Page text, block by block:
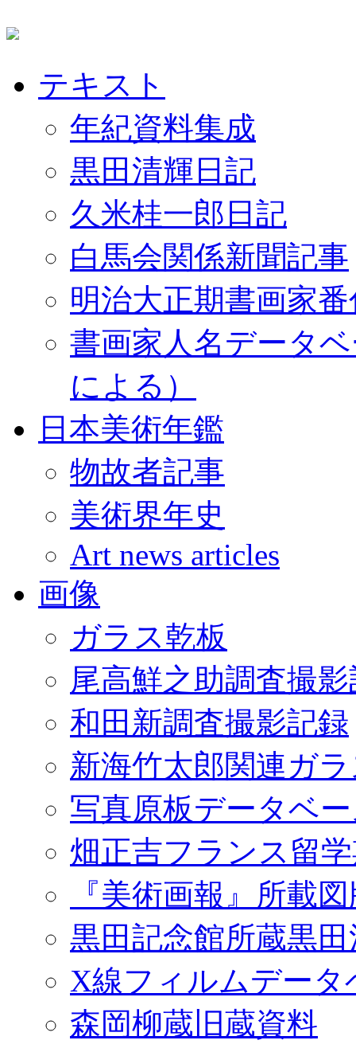
テキスト
年紀資料集成
黒田清輝日記
久米桂一郎日記
白馬会関係新聞記事
明治大正期書画家
書画家人名データ
による）
日本美術年鑑
物故者記事
美術界年史
Art news articles
画像
ガラス乾板
尾高鮮之助調査撮
和田新調査撮影記録
新海竹太郎関連ガ
写真原板データベ
畑正吉フランス留
『美術画報』所載
黒田記念館所蔵黒
X線フィルムデータ
森岡柳蔵旧蔵資料